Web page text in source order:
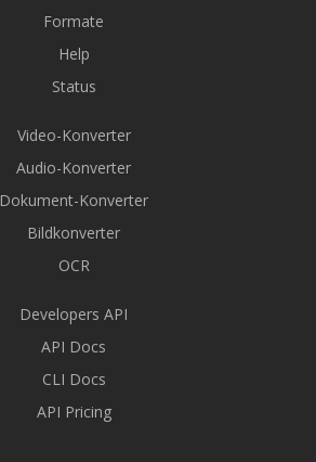
Formate
Help
Status
Video-Konverter
Audio-Konverter
Dokument-Konverter
Bildkonverter
OCR
Developers API
API Docs
CLI Docs
API Pricing